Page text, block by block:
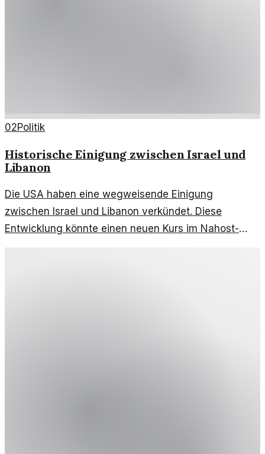
02Politik
Historische Einigung zwischen Israel und
Libanon
Die USA haben eine wegweisende Einigung
zwischen Israel und Libanon verkündet. Diese
Entwicklung könnte einen neuen Kurs im Nahost-